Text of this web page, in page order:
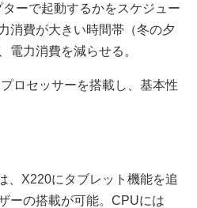
ーで起動するかをスケジュー
消費が大きい時間帯（冬の夕
電力消費を減らせる。
ロセッサーを搭載し、基本性
X220にタブレット機能を追
ーの搭載が可能。CPUには